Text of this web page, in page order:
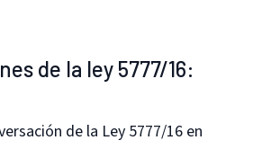
de la ley 5777/16:
de la Ley 5777/16 en